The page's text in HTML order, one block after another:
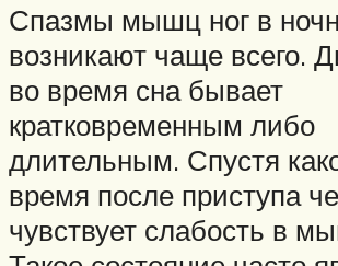
Спазмы мышц ног в
возникают чаще всего.
во время сна бывает
кратковременным либо
длительным. Спустя
время после приступа
чувствует слабость в